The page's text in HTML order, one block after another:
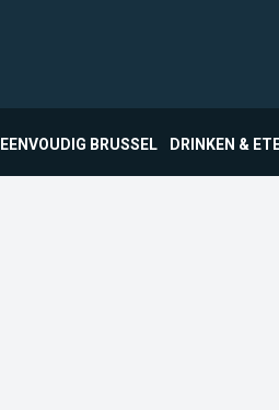
EENVOUDIG BRUSSEL DRINKEN &